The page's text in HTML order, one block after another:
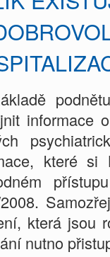
informace
které
která jsou
nutno